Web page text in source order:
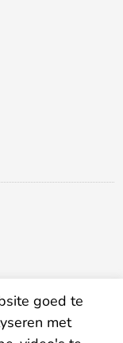
goed te
met